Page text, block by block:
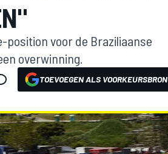
voor de Braziliaanse
overwinning.
TOEVOEGEN ALS VOORKEURSBRON